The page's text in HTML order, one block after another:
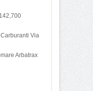
Via
Arbatrax